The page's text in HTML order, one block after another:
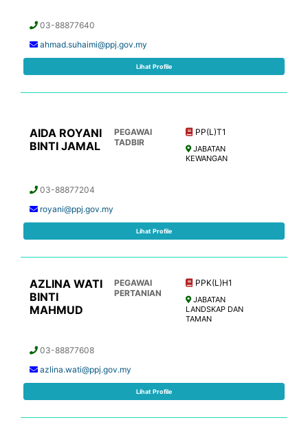
03-88877640
ahmad.suhaimi@ppj.gov.my
Lihat Profile
AIDA ROYANI
BINTI JAMAL
PEGAWAI
TADBIR
PP(L)T1
JABATAN
KEWANGAN
03-88877204
royani@ppj.gov.my
Lihat Profile
AZLINA WATI
BINTI
MAHMUD
PEGAWAI
PERTANIAN
PPK(L)H1
JABATAN
LANDSKAP DAN
TAMAN
03-88877608
azlina.wati@ppj.gov.my
Lihat Profile